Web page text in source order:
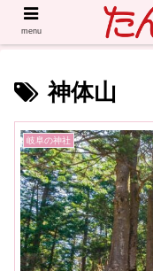
神体山
岐阜の神社
menu